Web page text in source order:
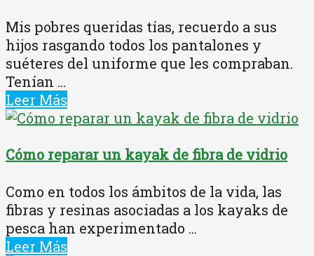
Mis pobres queridas tías, recuerdo a sus
hijos rasgando todos los pantalones y
suéteres del uniforme que les compraban.
Tenían ...
Leer Más
Cómo reparar un kayak de fibra de vidrio
Como en todos los ámbitos de la vida, las
fibras y resinas asociadas a los kayaks de
pesca han experimentado ...
Leer Más